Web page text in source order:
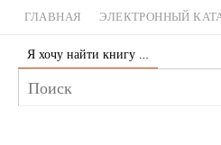
ГЛАВНАЯ ЭЛЕКТРОННЫЙ
Я хочу найти книгу …